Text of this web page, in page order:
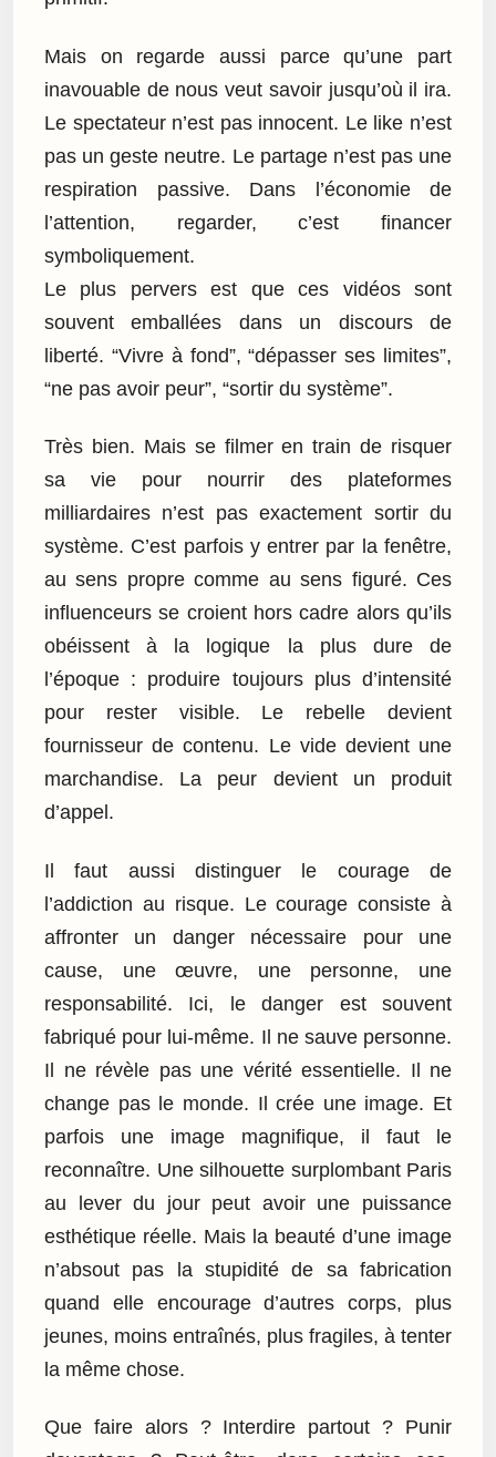
Mais on regarde aussi parce qu’une part
inavouable de nous veut savoir jusqu’où il ira.
Le spectateur n’est pas innocent. Le like n’est
pas un geste neutre. Le partage n’est pas une
respiration passive. Dans l’économie de
l’attention, regarder, c’est financer
symboliquement.
Le plus pervers est que ces vidéos sont
souvent emballées dans un discours de
liberté. “Vivre à fond”, “dépasser ses limites”,
“ne pas avoir peur”, “sortir du système”.
Très bien. Mais se filmer en train de risquer
sa vie pour nourrir des plateformes
milliardaires n’est pas exactement sortir du
système. C’est parfois y entrer par la fenêtre,
au sens propre comme au sens figuré. Ces
influenceurs se croient hors cadre alors qu’ils
obéissent à la logique la plus dure de
l’époque : produire toujours plus d’intensité
pour rester visible. Le rebelle devient
fournisseur de contenu. Le vide devient une
marchandise. La peur devient un produit
d’appel.
Il faut aussi distinguer le courage de
l’addiction au risque. Le courage consiste à
affronter un danger nécessaire pour une
cause, une œuvre, une personne, une
responsabilité. Ici, le danger est souvent
fabriqué pour lui-même. Il ne sauve personne.
Il ne révèle pas une vérité essentielle. Il ne
change pas le monde. Il crée une image. Et
parfois une image magnifique, il faut le
reconnaître. Une silhouette surplombant Paris
au lever du jour peut avoir une puissance
esthétique réelle. Mais la beauté d’une image
n’absout pas la stupidité de sa fabrication
quand elle encourage d’autres corps, plus
jeunes, moins entraînés, plus fragiles, à tenter
la même chose.
Que faire alors ? Interdire partout ? Punir